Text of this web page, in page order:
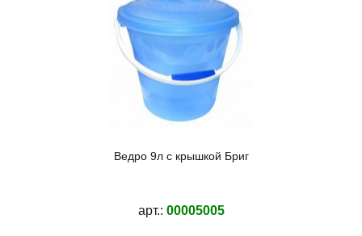
Ведро 9л с крышкой Бриг
арт.: 00005005